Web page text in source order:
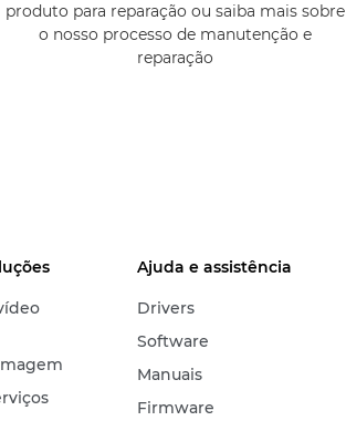
produto para reparação ou saiba mais sobre
o nosso processo de manutenção e
reparação
Ajuda e assistência
Drivers
Software
Manuais
Firmware